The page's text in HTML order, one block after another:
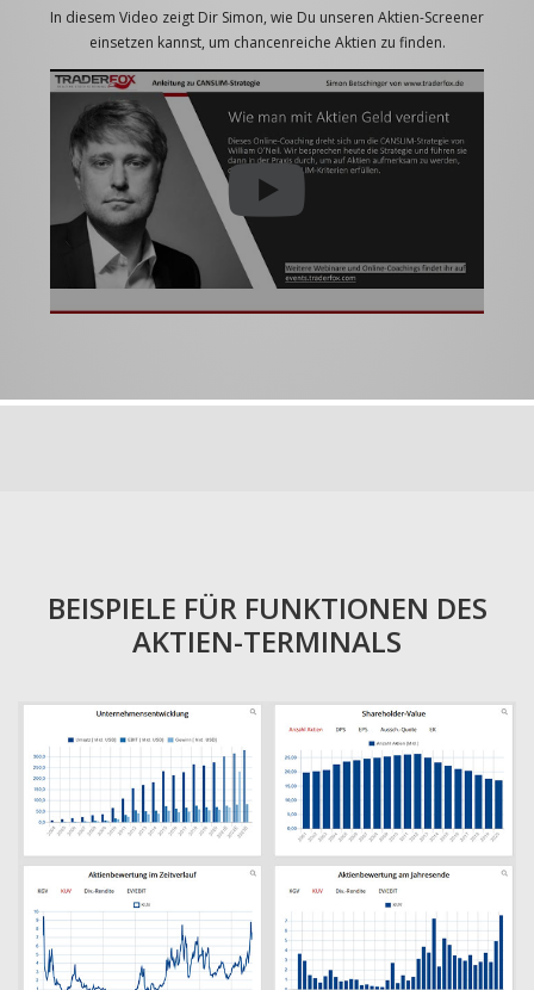
In diesem Video zeigt Dir Simon, wie Du unseren Aktien-Screener
einsetzen kannst, um chancenreiche Aktien zu finden.
BEISPIELE FÜR FUNKTIONEN DES
AKTIEN-TERMINALS